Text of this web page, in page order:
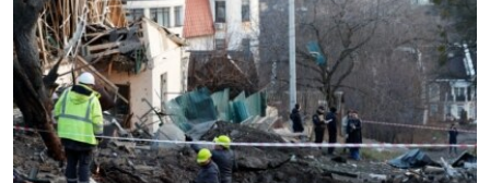
поискуИНФОГРАФИКА
ТЕЛЕПРОЕКТ КРЫМ.РЕАЛИИ
СОВЕТЫ ПРАВОЗАЩИТНИКОВ
ПРОПАВШИЕ БЕЗ ВЕСТИ
ПОБЕДИТЕЛЕЙ НЕ СУДЯТ?
КАК ОБОЙТИ БЛОКИРОВКУ
Українською
Qırımtatar
ПРИСОЕДИНЯЙТЕСЬ!